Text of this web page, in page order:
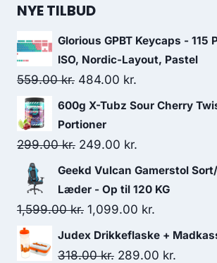
NYE TILBUD
Glorious GPBT Keycaps - 115
ISO, Nordic-Layout, Pastel
559.00kr. Original
price
was:
559.00 kr..
484.00 kr.
price
600g X-Tubz Sour Cherry
Portioner
299.00kr. Original
price
was:
299.00 kr..
249.00 kr.
price
is:
249.00 kr..
Geekd Vulcan Gamerstol
Læder - Op til 120 KG
1,599.00kr. Original
price
was:
1,099.00 kr.
price
is:
Judex Drikkeflaske +
318.00kr. Original
289.00 kr.